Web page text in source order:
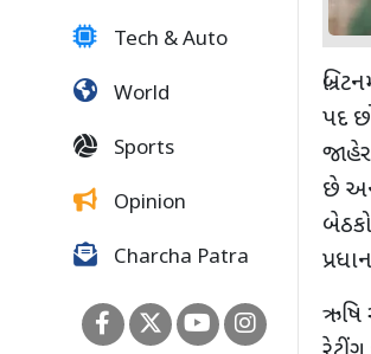
Tech & Auto
World
Sports
Opinion
Charcha Patra
પદ
છે
ઋષિ